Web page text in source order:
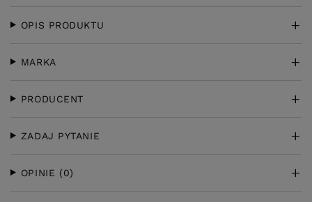
OPIS PRODUKTU
MARKA
PRODUCENT
ZADAJ PYTANIE
OPINIE (0)